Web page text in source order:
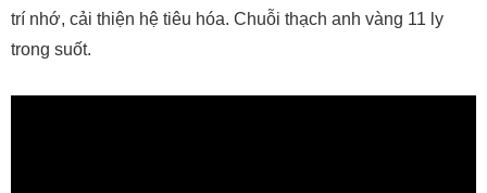
trí nhớ, cải thiện hệ tiêu hóa. Chuỗi thạch anh vàng 11 ly
trong suốt.